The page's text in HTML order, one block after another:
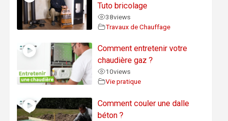
Tuto bricolage
38views
Travaux de Chauffage
Comment entretenir votre
chaudière gaz ?
10views
Vie pratique
Comment couler une dalle
béton ?